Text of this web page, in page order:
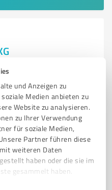
und Anzeigen zu
Medien anbieten zu
Website zu analysieren.
zu Ihrer Verwendung
für soziale Medien,
Partner führen diese
weiteren Daten
haben oder die sie im
gesammelt haben.
Verwaltung
WERTERHALTUNG
hv.de vest-hv.de/
5,00